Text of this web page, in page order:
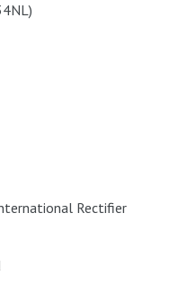
Rectifier